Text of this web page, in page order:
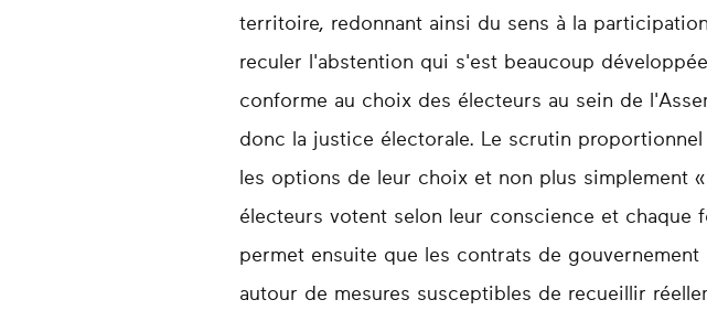
territoire, redonnant ainsi du sens à la
reculer l'abstention qui s'est beaucoup
conforme au choix des électeurs au sein de
donc la justice électorale. Le scrutin
les options de leur choix et non plus simplement
électeurs votent selon leur conscience et chaque
permet ensuite que les contrats de
autour de mesures susceptibles de recueillir